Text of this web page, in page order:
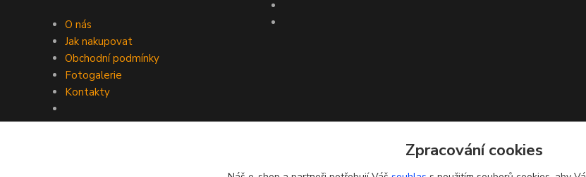
O nás
Jak nakupovat
Obchodní podmínky
Fotogalerie
Kontakty
Zpracování cookies